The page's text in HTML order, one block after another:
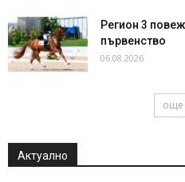
Регион 3
първенство
06.08.2026
още
Актуално